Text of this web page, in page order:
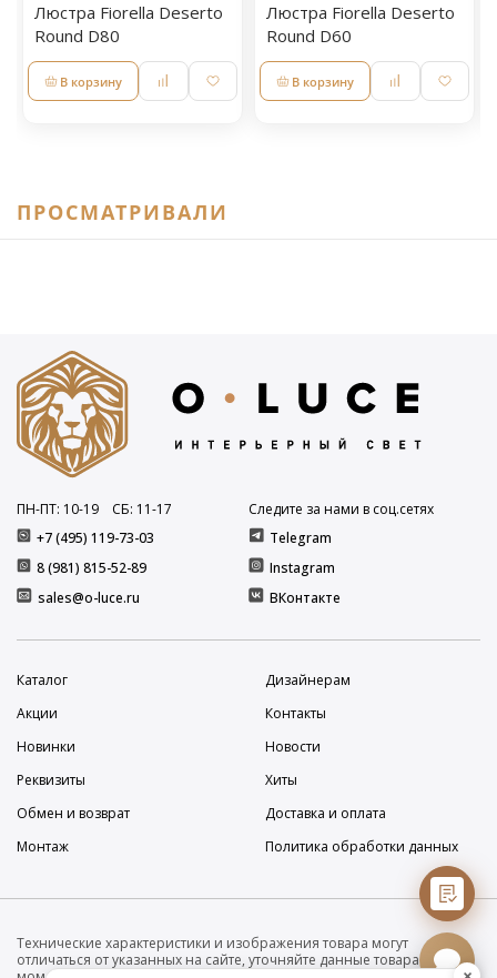
Люстра Fiorella Deserto
Round D80
В корзину
Люстра Fiorella Deserto
Round D60
В корзину
ПРОСМАТРИВАЛИ
+7 (495) 119-73-03
8 (981) 815-52-89
ПН-ПТ: 10-19 СБ: 11-17
sales@o-luce.ru
Следите за нами в соц.сетях
Telegram
Instagram
ВКонтакте
Каталог
Дизайнерам
Акции
Контакты
Новинки
Новости
Реквизиты
Хиты
Обмен и возврат
Доставка и оплата
Монтаж
Политика обработки данных
Технические характеристики и изображения товара могут
отличаться от указанных на сайте, уточняйте данные товара на